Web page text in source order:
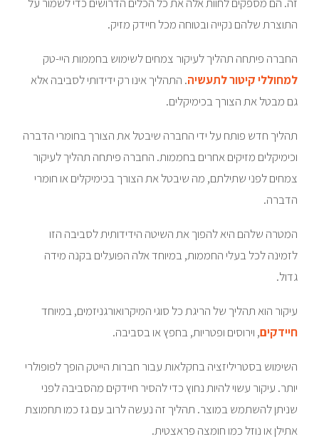
התוצרת שלהם נקייה ובטוחה מכל חיידק מזיק.
החברה פיתחה תהליך לעיקור צמחים לשימוש בחממות היי-טק
למחוללי קיטור לתעשיה. התהליך אינו רק ידידותי לסביבה אלא
גם מבטל את הצורך בכימיקלים.
תהליך חדש פותח על ידי החברה שיבטל את הצורך בחומרי הדברה
וכימיקלים מזיקים אחרים בחממות. החברה פיתחה תהליך לעיקור
צמחים לפני שתילתם, מה שיבטל את הצורך בכימיקלים או חומרי
הדברה.
המטרה שלהם היא להפוך את השיטה הידידותית לסביבה הזו
לזמינה לכל בעלי החממות, במיוחד אלה הפועלים בקנה מידה
גדול.
עיקור הוא תהליך של הריגת כל סוגי המיקרואורגניזמים, במיוחד
חיידקים, וירוסים ופטריות, בחפץ או בסביבה.
השימוש בסטריליזציה בחקלאות עבור חברות הייטק הופך לפופולרי
יותר. עיקור עשוי להיות נחוץ כדי להסיר חיידקים מהסביבה לפני
שניתן להשתמש במוצר. תהליך זה נעשה לרוב עם גז כמו תחמוצת
אתילן או נוזל כמו חומצה פראצטית.